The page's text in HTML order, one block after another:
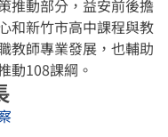
推動部分，益安前後擔
和新竹市高中課程與教
教師專業發展，也輔助
動108課綱。